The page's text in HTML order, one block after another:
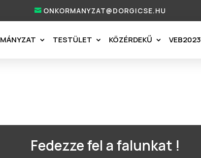
ONKORMANYZAT@DORGICSE.HU
TESTÜLET KÖZÉRDEKŰ VEB2023
Fedezze fel a falunkat !